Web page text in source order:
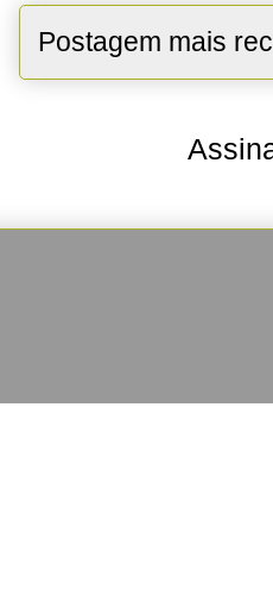
Postagem mais